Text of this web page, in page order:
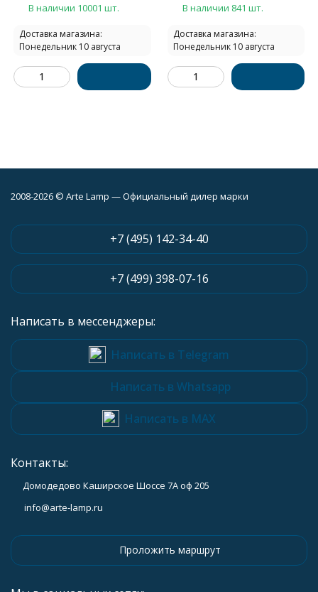
В наличии 10001 шт.
Доставка магазина:
Понедельник 10 августа
В наличии 841 шт.
Доставка магазина:
Понедельник 10 августа
2008-2026 © Arte Lamp — Официальный дилер марки
+7 (495) 142-34-40
+7 (499) 398-07-16
Написать в мессенджеры:
Написать в Telegram
Написать в Whatsapp
Написать в MAX
Контакты:
Домодедово Каширское Шоссе 7А оф 205
info@arte-lamp.ru
Проложить маршрут